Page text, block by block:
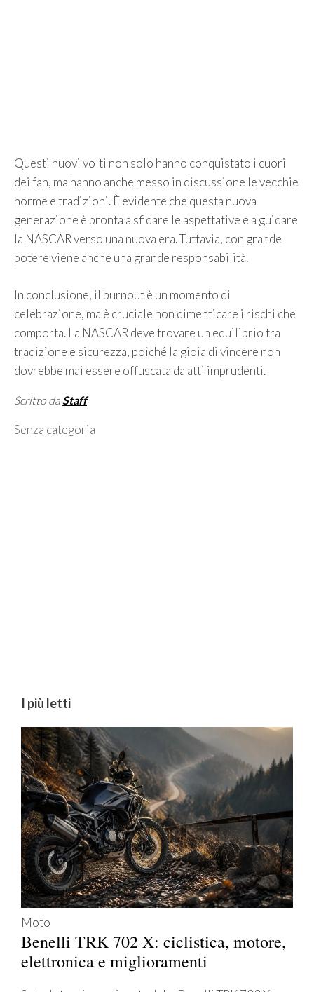
Questi nuovi volti non solo hanno conquistato i cuori
dei fan, ma hanno anche messo in discussione le vecchie
norme e tradizioni. È evidente che questa nuova
generazione è pronta a sfidare le aspettative e a guidare
la NASCAR verso una nuova era. Tuttavia, con grande
potere viene anche una grande responsabilità.
In conclusione, il burnout è un momento di
celebrazione, ma è cruciale non dimenticare i rischi che
comporta. La NASCAR deve trovare un equilibrio tra
tradizione e sicurezza, poiché la gioia di vincere non
dovrebbe mai essere offuscata da atti imprudenti.
Scritto da Staff
Categorie
Senza categoria
I più letti
Moto
Benelli TRK 702 X: ciclistica, motore,
elettronica e miglioramenti